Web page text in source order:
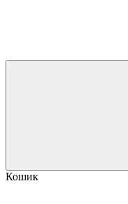
Кошик